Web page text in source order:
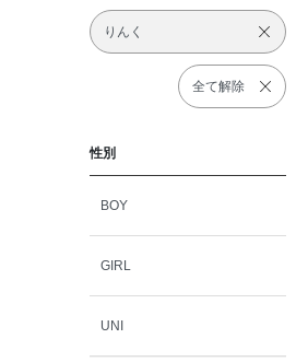
りんく
全て解除
性別
BOY
GIRL
UNI